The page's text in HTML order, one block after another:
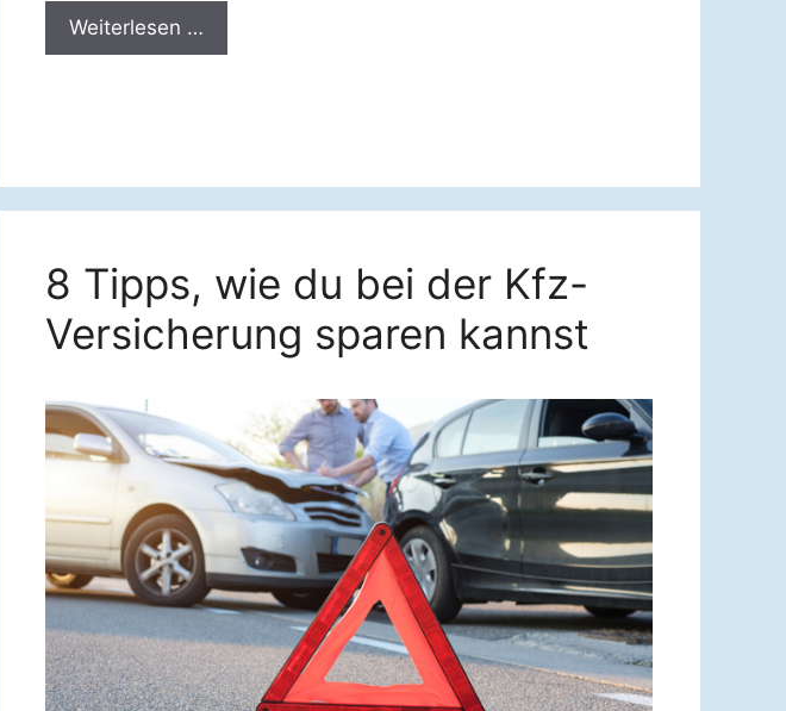
Weiterlesen …
8 Tipps, wie du bei der Kfz-
Versicherung sparen kannst